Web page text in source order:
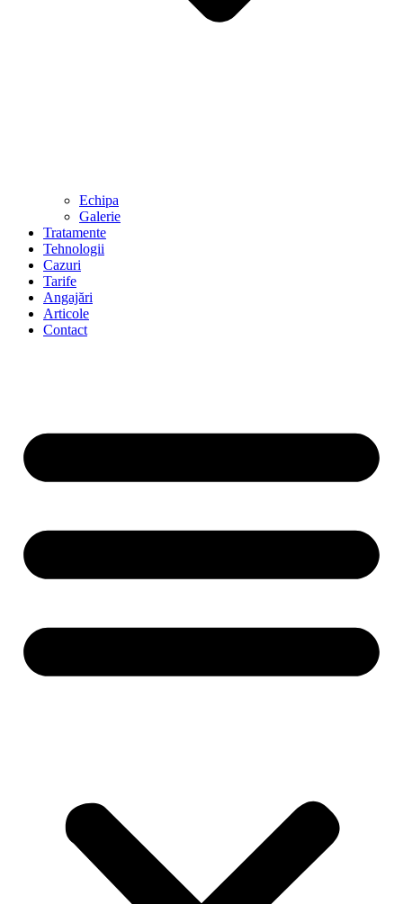
Echipa
Galerie
Tratamente
Tehnologii
Cazuri
Tarife
Angajări
Articole
Contact